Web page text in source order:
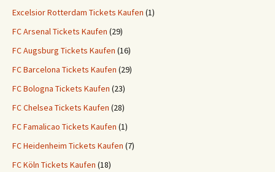
Excelsior Rotterdam Tickets Kaufen (1)
FC Arsenal Tickets Kaufen (29)
FC Augsburg Tickets Kaufen (16)
FC Barcelona Tickets Kaufen (29)
FC Bologna Tickets Kaufen (23)
FC Chelsea Tickets Kaufen (28)
FC Famalicao Tickets Kaufen (1)
FC Heidenheim Tickets Kaufen (7)
FC Köln Tickets Kaufen (18)